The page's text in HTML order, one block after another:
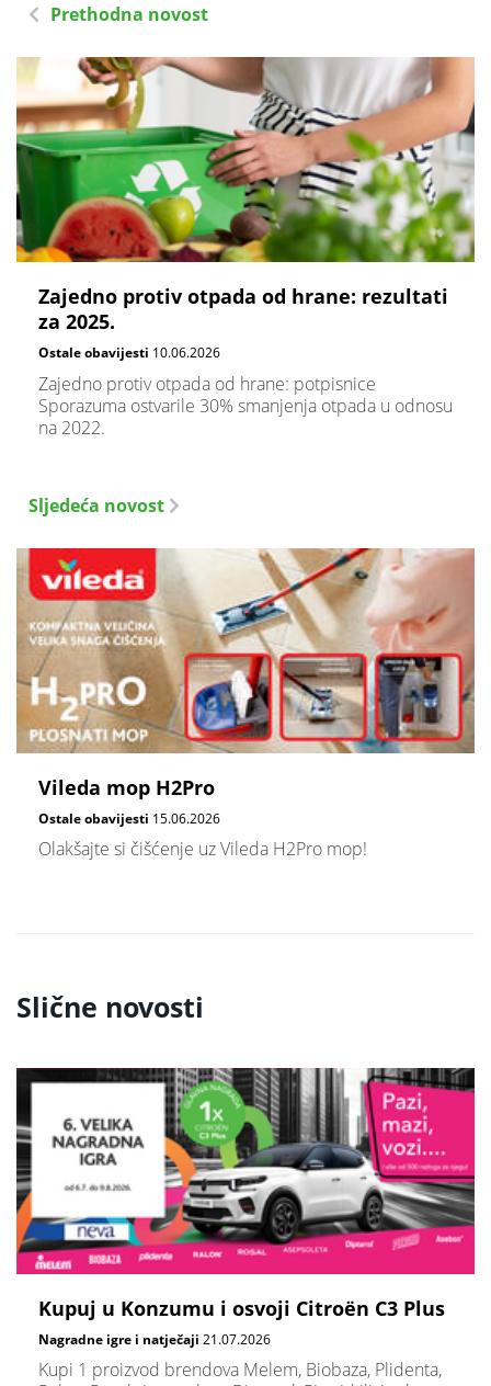
Prethodna novost
Zajedno protiv otpada od hrane: rezultati
za 2025.
Ostale obavijesti 10.06.2026
Zajedno protiv otpada od hrane: potpisnice
Sporazuma ostvarile 30% smanjenja otpada u odnosu
na 2022.
Sljedeća novost
Vileda mop H2Pro
Ostale obavijesti 15.06.2026
Olakšajte si čišćenje uz Vileda H2Pro mop!
Slične novosti
Kupuj u Konzumu i osvoji Citroën C3 Plus
Nagradne igre i natječaji 21.07.2026
Kupi 1 proizvod brendova Melem, Biobaza, Plidenta,